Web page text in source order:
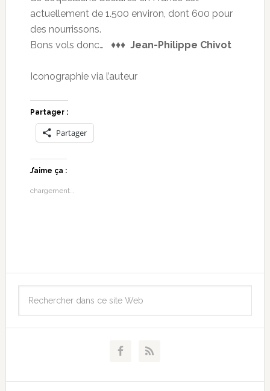
actuellement de 1.500 environ, dont 600 pour
des nourrissons.
Bons vols donc… ♦♦♦ Jean-Philippe Chivot
Iconographie via l’auteur
Partager :
Partager
J’aime ça :
chargement…